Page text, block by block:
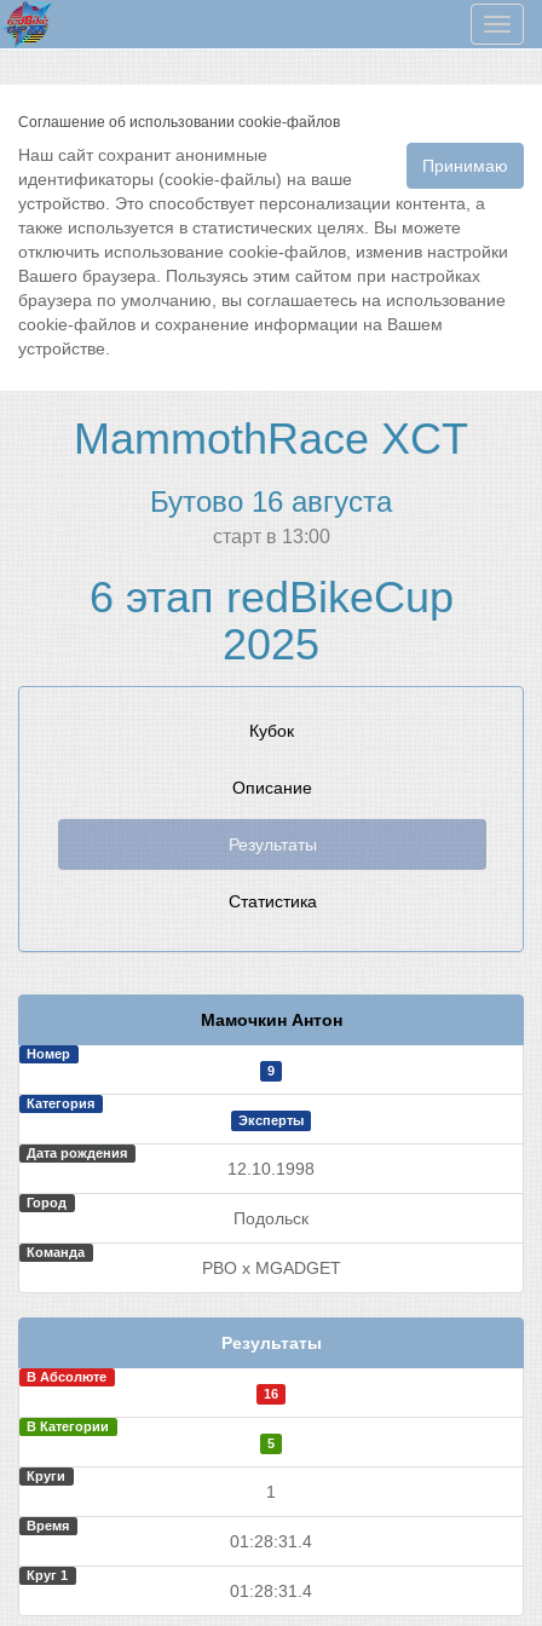
Меню
Соглашение об использовании cookie-файлов
Принимаю
Наш сайт сохранит анонимные
идентификаторы (cookie-файлы) на ваше
устройство. Это способствует персонализации контента, а
также используется в статистических целях. Вы можете
отключить использование cookie-файлов, изменив настройки
Вашего браузера. Пользуясь этим сайтом при настройках
браузера по умолчанию, вы соглашаетесь на использование
cookie-файлов и сохранение информации на Вашем
устройстве.
MammothRace XCT
Бутово 16 августа
cтарт в 13:00
6 этап redBikeCup
2025
Кубок
Описание
Результаты
Статистика
Мамочкин Антон
Номер
9
Категория
Эксперты
Дата рождения
12.10.1998
Город
Подольск
Команда
РВО x MGADGET
Результаты
В Абсолюте
16
В Категории
5
Круги
1
Время
01:28:31.4
Круг 1
01:28:31.4